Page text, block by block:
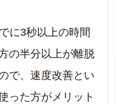
に3秒以上の時間
の半分以上が離脱
で、速度改善とい
った方がメリット